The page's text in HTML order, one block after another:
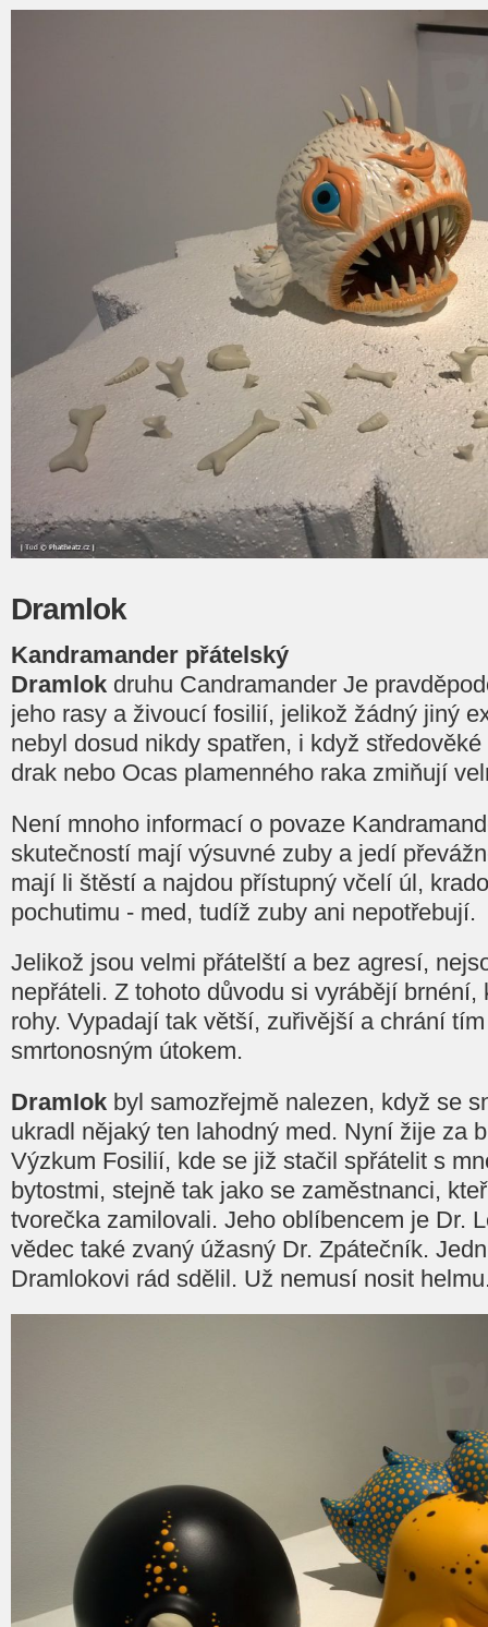
Dramlok
Kandramander přátelský
Dramlok druhu Candramander Je
jeho rasy a živoucí fosilií, jelikož žádný jiný
nebyl dosud nikdy spatřen, i když
drak nebo Ocas plamenného raka zmiňují
Není mnoho informací o povaze
skutečností mají výsuvné zuby a jedí
mají li štěstí a najdou přístupný včelí úl,
pochutimu - med, tudíž zuby ani nepotřebují.
Jelikož jsou velmi přátelští a bez agresí,
nepřáteli. Z tohoto důvodu si vyrábějí
rohy. Vypadají tak větší, zuřivější a chrání
smrtonosným útokem.
DramIok byl samozřejmě nalezen, když se
ukradl nějaký ten lahodný med. Nyní žije za
Výzkum Fosilií, kde se již stačil spřátelit s
bytostmi, stejně tak jako se zaměstnanci,
tvorečka zamilovali. Jeho oblíbencem je Dr.
vědec také zvaný úžasný Dr. Zpátečník.
Dramlokovi rád sdělil. Už nemusí nosit